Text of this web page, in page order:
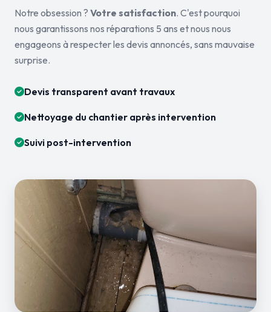
Notre obsession ? Votre satisfaction. C'est pourquoi
nous garantissons nos réparations 5 ans et nous nous
engageons à respecter les devis annoncés, sans mauvaise
surprise.
Devis transparent avant travaux
Nettoyage du chantier après intervention
Suivi post-intervention